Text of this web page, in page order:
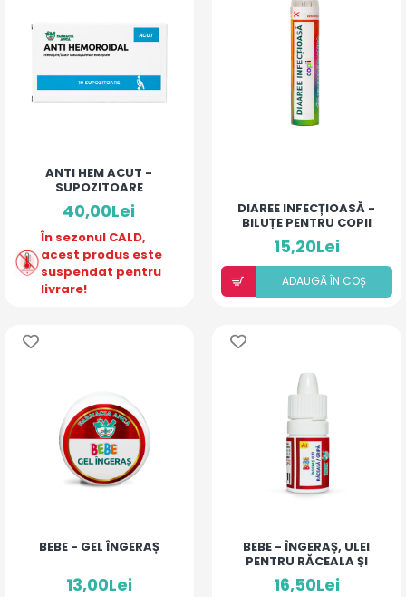
ANTI HEM ACUT -
SUPOZITOARE
40,00Lei
În sezonul CALD,
acest produs este
suspendat pentru
livrare!
DIAREE INFECȚIOASĂ -
BILUȚE PENTRU COPII
15,20Lei
ADAUGÃ ÎN COȘ
BEBE - GEL ÎNGERAȘ
13,00Lei
BEBE - ÎNGERAȘ, ULEI
PENTRU RĂCEALA ȘI
GRIPĂ
16,50Lei